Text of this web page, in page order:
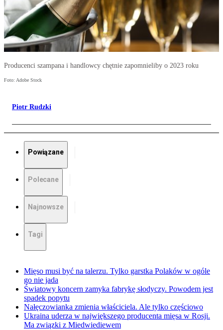
Producenci szampana i handlowcy chętnie zapomnieliby o 2023 roku
Foto: Adobe Stock
Piotr Rudzki
Powiązane
Polecane
Najnowsze
Tagi
Mięso musi być na talerzu. Tylko garstka Polaków w ogóle
go nie jada
Światowy koncern zamyka fabrykę słodyczy. Powodem jest
spadek popytu
Nałęczowianka zmienia właściciela. Ale tylko częściowo
Ukraina uderza w największego producenta mięsa w Rosji.
Ma związki z Miedwiediewem